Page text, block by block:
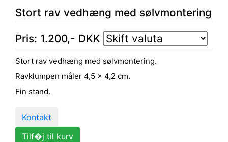
Stort rav vedhæng med sølvmontering
Pris: 1.200,- DKK
Stort rav vedhæng med sølvmontering.
Ravklumpen måler 4,5 x 4,2 cm.
Fin stand.
Kontakt
Tilf�j til kurv